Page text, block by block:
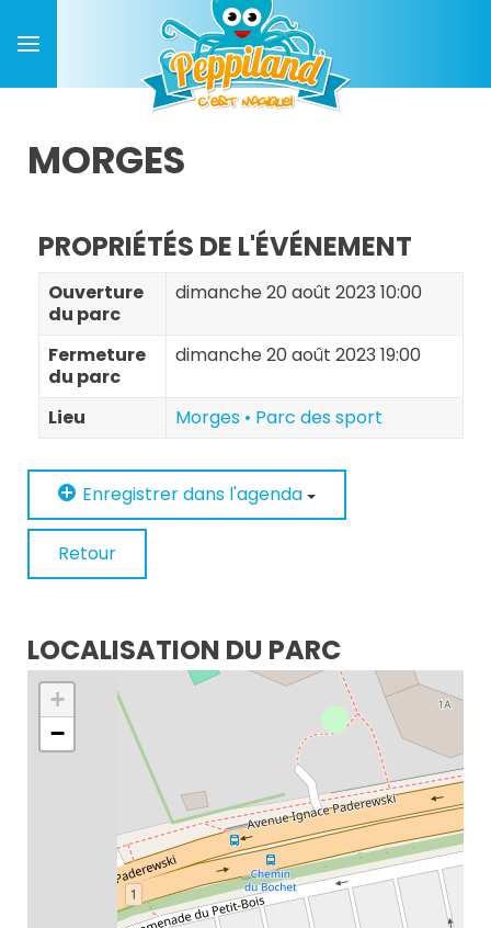
MORGES
PROPRIÉTÉS DE L'ÉVÉNEMENT
Ouverture
du parc
dimanche 20 août 2023 10:00
Fermeture
du parc
dimanche 20 août 2023 19:00
Lieu Morges • Parc des sport
Enregistrer dans l'agenda
Retour
LOCALISATION DU PARC
+
−